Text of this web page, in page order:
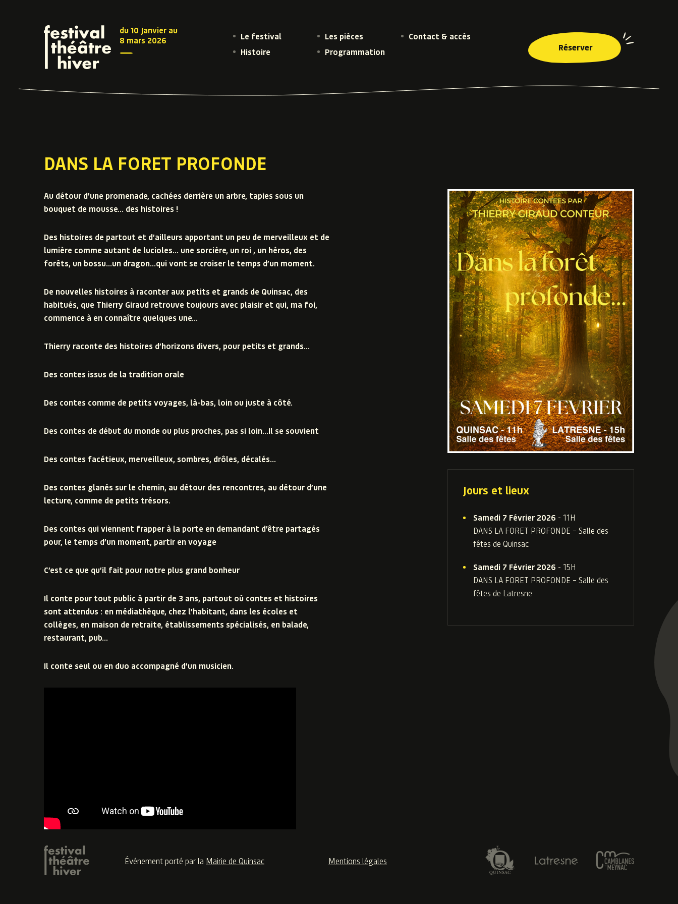
du 10 Janvier au
8 mars 2026
Le festival
Histoire
Les pièces
Programmation
Contact & accès
Réserver
DANS LA FORET PROFONDE
Au détour d’une promenade, cachées derrière un arbre, tapies sous un
bouquet de mousse… des histoires !
Des histoires de partout et d’ailleurs apportant un peu de merveilleux et de
lumière comme autant de lucioles… une sorcière, un roi , un héros, des
forêts, un bossu…un dragon…qui vont se croiser le temps d’un moment.
De nouvelles histoires à raconter aux petits et grands de Quinsac, des
habitués, que Thierry Giraud retrouve toujours avec plaisir et qui, ma foi,
commence à en connaître quelques une…
Thierry raconte des histoires d’horizons divers, pour petits et grands…
Des contes issus de la tradition orale
Des contes comme de petits voyages, là-bas, loin ou juste à côté.
Des contes de début du monde ou plus proches, pas si loin…Il se souvient
Des contes facétieux, merveilleux, sombres, drôles, décalés…
Des contes glanés sur le chemin, au détour des rencontres, au détour d’une
lecture, comme de petits trésors.
Des contes qui viennent frapper à la porte en demandant d’être partagés
pour, le temps d’un moment, partir en voyage
C’est ce que qu’il fait pour notre plus grand bonheur
Il conte pour tout public à partir de 3 ans, partout où contes et histoires
sont attendus : en médiathèque, chez l’habitant, dans les écoles et
collèges, en maison de retraite, établissements spécialisés, en balade,
restaurant, pub…
Il conte seul ou en duo accompagné d’un musicien.
Jours et lieux
Samedi 7 Février 2026 - 11H
DANS LA FORET PROFONDE – Salle des
fêtes de Quinsac
Samedi 7 Février 2026 - 15H
DANS LA FORET PROFONDE – Salle des
fêtes de Latresne
Événement porté par la Mairie de Quinsac Mentions légales